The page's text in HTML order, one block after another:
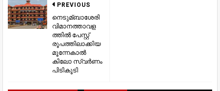
PREVIOUS
നെടുമ്ബാശേരി
വിമാനത്താവള
ത്തില്‍ പേസ്റ്റ്
രൂപത്തിലാക്കിയ
മൂന്നേകാല്‍
കിലോ സ്വര്‍ണം
പിടികൂടി